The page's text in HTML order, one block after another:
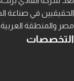
الحقيقيين في صناعة
مصر والمنطقة العربية.
التخصصات